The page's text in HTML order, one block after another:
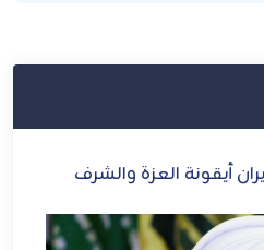
أيقونة العزة والشرف